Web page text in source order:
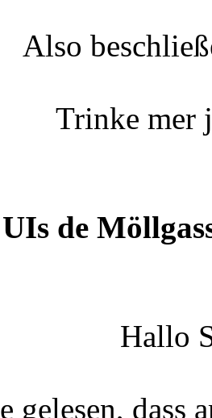
Also
Trinke mer
UIs de
Hallo
gelesen,